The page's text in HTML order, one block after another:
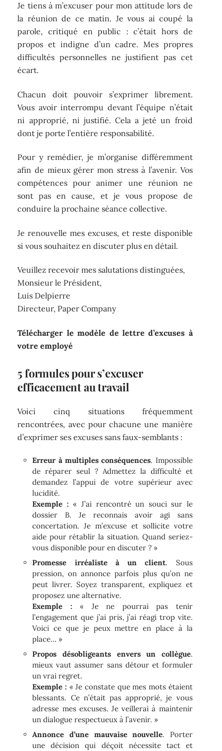
Je tiens à m’excuser pour mon attitude lors de
la réunion de ce matin. Je vous ai coupé la
parole, critiqué en public : c’était hors de
propos et indigne d’un cadre. Mes propres
difficultés personnelles ne justifient pas cet
écart.
Chacun doit pouvoir s’exprimer librement.
Vous avoir interrompu devant l’équipe n’était
ni approprié, ni justifié. Cela a jeté un froid
dont je porte l’entière responsabilité.
Pour y remédier, je m’organise différemment
afin de mieux gérer mon stress à l’avenir. Vos
compétences pour animer une réunion ne
sont pas en cause, et je vous propose de
conduire la prochaine séance collective.
Je renouvelle mes excuses, et reste disponible
si vous souhaitez en discuter plus en détail.
Veuillez recevoir mes salutations distinguées,
Monsieur le Président,
Luis Delpierre
Directeur, Paper Company
Télécharger le modèle de lettre d’excuses à
votre employé
5 formules pour s’excuser
efficacement au travail
Voici cinq situations fréquemment
rencontrées, avec pour chacune une manière
d’exprimer ses excuses sans faux-semblants :
Erreur à multiples conséquences. Impossible
de réparer seul ? Admettez la difficulté et
demandez l’appui de votre supérieur avec
lucidité.
Exemple : « J’ai rencontré un souci sur le
dossier B. Je reconnais avoir agi sans
concertation. Je m’excuse et sollicite votre
aide pour rétablir la situation. Quand seriez-
vous disponible pour en discuter ? »
Promesse irréaliste à un client. Sous
pression, on annonce parfois plus qu’on ne
peut livrer. Soyez transparent, expliquez et
proposez une alternative.
Exemple : « Je ne pourrai pas tenir
l’engagement que j’ai pris, j’ai réagi trop vite.
Voici ce que je peux mettre en place à la
place… »
Propos désobligeants envers un collègue.
mieux vaut assumer sans détour et formuler
un vrai regret.
Exemple : « Je constate que mes mots étaient
blessants. Ce n’était pas approprié, je vous
adresse mes excuses. Je veillerai à maintenir
un dialogue respectueux à l’avenir. »
Annonce d’une mauvaise nouvelle. Porter
une décision qui déçoit nécessite tact et